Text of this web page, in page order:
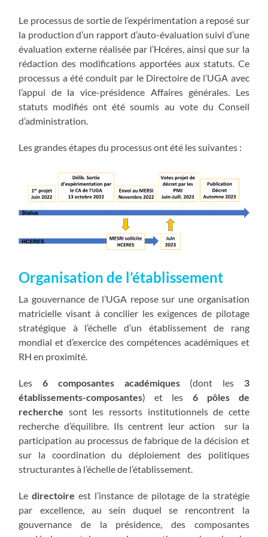
Le processus de sortie de l’expérimentation a reposé sur
la production d’un rapport d’auto-évaluation suivi d’une
évaluation externe réalisée par l’Hcéres, ainsi que sur la
rédaction des modifications apportées aux statuts. Ce
processus a été conduit par le Directoire de l’UGA avec
l’appui de la vice-présidence Affaires générales. Les
statuts modifiés ont été soumis au vote du Conseil
d’administration.
Les grandes étapes du processus ont été les suivantes :
Organisation de l’établissement
La gouvernance de l’UGA repose sur une organisation
matricielle visant à concilier les exigences de pilotage
stratégique à l’échelle d’un établissement de rang
mondial et d’exercice des compétences académiques et
RH en proximité.
Les6 composantes académiques (dont les 3
établissements-composantes) et les 6 pôles de
recherche sont les ressorts institutionnels de cette
recherche d’équilibre. Ils centrent leur action sur la
participation au processus de fabrique de la décision et
sur la coordination du déploiement des politiques
structurantes à l’échelle de l’établissement.
Ledirectoire est l’instance de pilotage de la stratégie
par excellence, au sein duquel se rencontrent la
gouvernance de la présidence, des composantes